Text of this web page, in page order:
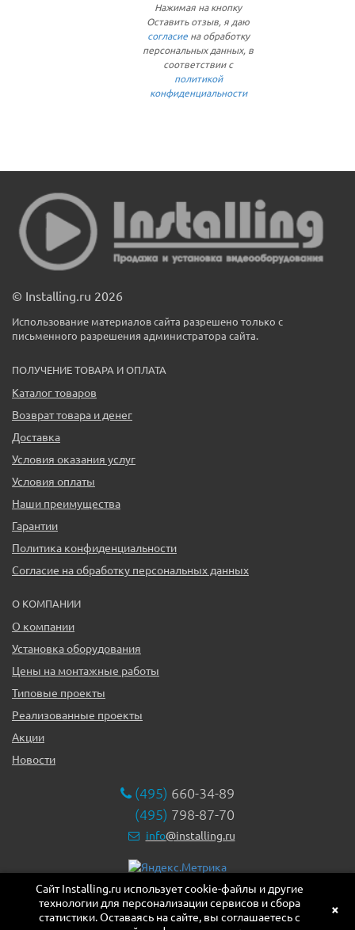
Нажимая на кнопку
Оставить отзыв, я даю
согласиена обработку
персональных данных, в
соответствии с
политикой
конфиденциальности
© Installing.ru 2026
Использование материалов сайта разрешено только с
письменного разрешения администратора сайта.
ПОЛУЧЕНИЕ ТОВАРА И ОПЛАТА
Каталог товаров
Возврат товара и денег
Доставка
Условия оказания услуг
Условия оплаты
Наши преимущества
Гарантии
Политика конфиденциальности
Согласие на обработку персональных данных
О КОМПАНИИ
О компании
Установка оборудования
Цены на монтажные работы
Типовые проекты
Реализованные проекты
Акции
Новости
(495) 660-34-89
(495) 798-87-70
info@installing.ru
119331, г. Москва ул. Марии Ульяновой дом 17а, этаж 2,
офис 10
Сайт Installing.ru использует cookie-файлы и другие
технологии для персонализации сервисов и сбора
статистики. Оставаясь на сайте, вы соглашаетесь с
×